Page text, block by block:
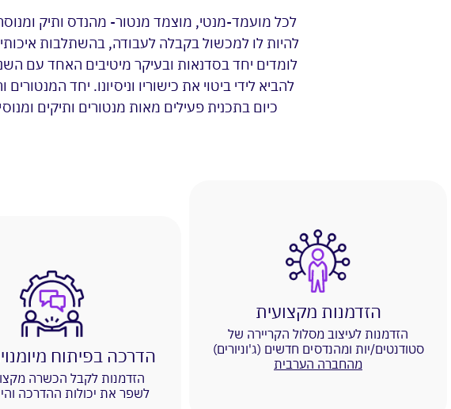
לכל מועמד-מנטי, מוצמד מנטור- מהנדס ותיק
להיות לו למכשול בקבלה לעבודה, בהשתלבות
לומדים יחד בסדנאות ובעיקר מיטיבים האחד עם
להביא לידי ביטוי את כישוריו וניסיונו. יחד
כיום בתכנית פעילים מאות מנטורים ותיקים
הזדמנות מקצועית
הזדמנות לעיצוב מסלול הקריירה של
סטודנטים/יות ומהנדסים חדשים (ג'וניורים)
מהחברה הערבית
הדרכה בפיתוח
הזדמנות לקבל הכשרה
לשפר את יכולות ההדרכה